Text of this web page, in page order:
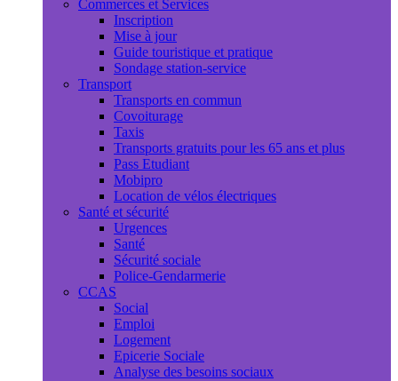
Commerces et Services
Inscription
Mise à jour
Guide touristique et pratique
Sondage station-service
Transport
Transports en commun
Covoiturage
Taxis
Transports gratuits pour les 65 ans et plus
Pass Etudiant
Mobipro
Location de vélos électriques
Santé et sécurité
Urgences
Santé
Sécurité sociale
Police-Gendarmerie
CCAS
Social
Emploi
Logement
Epicerie Sociale
Analyse des besoins sociaux